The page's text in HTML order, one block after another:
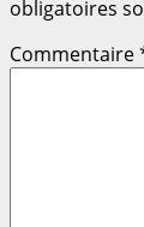
obligatoires
Commentaire